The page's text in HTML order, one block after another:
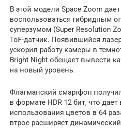
В этой модели Space Zoom
воспользоваться гибридным
суперзумом (Super Resolution
ToF-датчик. Появившийся
ускорил работу камеры в
Bright Night обещает вывести
на новый уровень.
Флагманский смартфон
в формате HDR 12 бит, что
использования цветов в 64
втрое расширяет